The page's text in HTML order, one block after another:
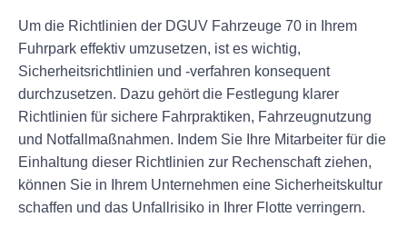
Um die Richtlinien der DGUV Fahrzeuge 70 in Ihrem
Fuhrpark effektiv umzusetzen, ist es wichtig,
Sicherheitsrichtlinien und -verfahren konsequent
durchzusetzen. Dazu gehört die Festlegung klarer
Richtlinien für sichere Fahrpraktiken, Fahrzeugnutzung
und Notfallmaßnahmen. Indem Sie Ihre Mitarbeiter für die
Einhaltung dieser Richtlinien zur Rechenschaft ziehen,
können Sie in Ihrem Unternehmen eine Sicherheitskultur
schaffen und das Unfallrisiko in Ihrer Flotte verringern.